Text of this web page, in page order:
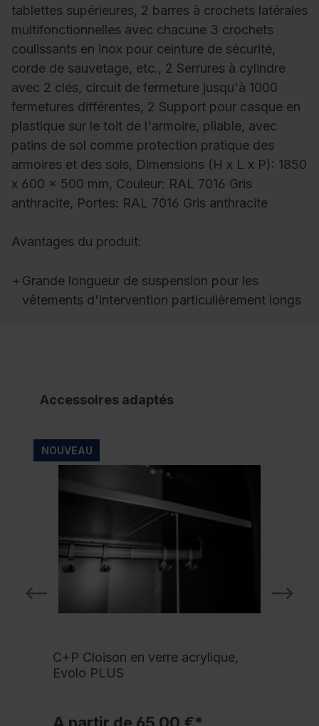
tablettes supérieures, 2 barres à crochets latérales
multifonctionnelles avec chacune 3 crochets
coulissants en inox pour ceinture de sécurité,
corde de sauvetage, etc., 2 Serrures à cylindre
avec 2 clés, circuit de fermeture jusqu'à 1000
fermetures différentes, 2 Support pour casque en
plastique sur le toit de l'armoire, pliable, avec
patins de sol comme protection pratique des
armoires et des sols, Dimensions (H x L x P): 1850
x 600 x 500 mm, Couleur: RAL 7016 Gris
anthracite, Portes: RAL 7016 Gris anthracite
Avantages du produit:
+ Grande longueur de suspension pour les
vêtements d'intervention particulièrement longs
Accessoires adaptés
NOUVEAU
C+P Cloison en verre acrylique,
Evolo PLUS